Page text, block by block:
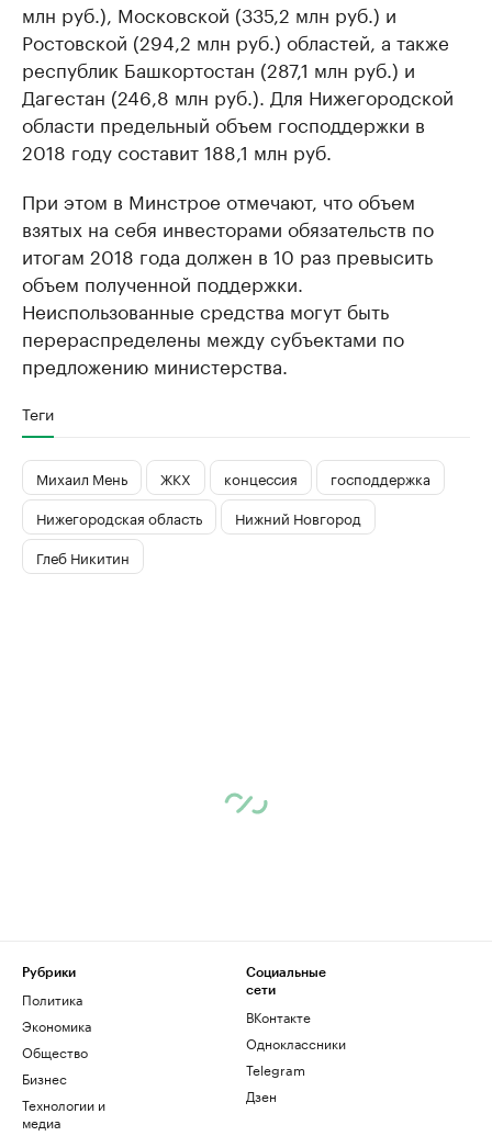
млн руб.), Московской (335,2 млн руб.) и
Ростовской (294,2 млн руб.) областей, а также
республик Башкортостан (287,1 млн руб.) и
Дагестан (246,8 млн руб.). Для Нижегородской
области предельный объем господдержки в
2018 году составит 188,1 млн руб.
При этом в Минстрое отмечают, что объем
взятых на себя инвесторами обязательств по
итогам 2018 года должен в 10 раз превысить
объем полученной поддержки.
Неиспользованные средства могут быть
перераспределены между субъектами по
предложению министерства.
Теги
Михаил Мень ЖКХ концессия
господдержка
Нижегородская область
Нижний Новгород
Глеб Никитин
Рубрики
Политика
Экономика
Общество
Бизнес
Технологии и
медиа
Социальные
сети
ВКонтакте
Одноклассники
Telegram
Дзен